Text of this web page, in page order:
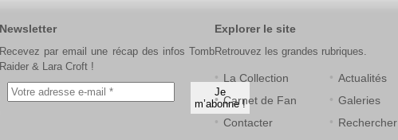
Newsletter
Recevez par email une récap des infos Tomb
Raider & Lara Croft !
Explorer le site
Retrouvez les grandes rubriques.
La Collection
Actualités
Carnet de Fan
Galeries
Contacter
Rechercher